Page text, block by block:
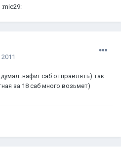
:mic29:
саб отправлять) так
за 18 саб много возьмет)